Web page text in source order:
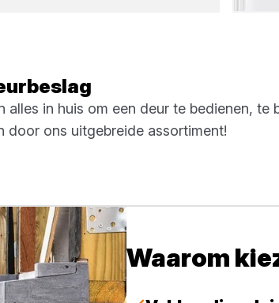
in huis om een deur te bedienen, te
door ons uitgebreide assortiment!
Waarom